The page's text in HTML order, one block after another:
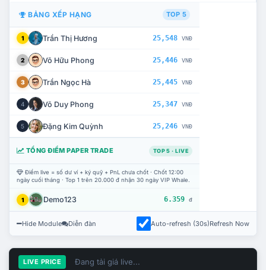
BẢNG XẾP HẠNG TOP 5
1 Trần Thị Hương 25,548 VNĐ
2 Võ Hữu Phong 25,446 VNĐ
3 Trần Ngọc Hà 25,445 VNĐ
4 Võ Duy Phong 25,347 VNĐ
5 Đặng Kim Quỳnh 25,246 VNĐ
TỔNG ĐIỂM PAPER TRADE TOP 5 · LIVE
Điểm live = số dư ví + ký quỹ + PnL chưa chốt · Chốt 12:00
ngày cuối tháng · Top 1 trên 20.000 đ nhận 30 ngày VIP Whale.
1 Demo123 6.359 đ
Hide Module Diễn đàn Auto-refresh (30s)Refresh Now
LIVE PRICE Đang tải giá live...